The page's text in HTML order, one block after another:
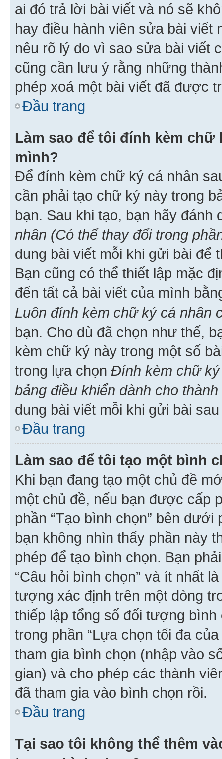
ai đó trả lời bài viết và nó sẽ
hay điều hành viên sửa bài viết
nêu rõ lý do vì sao sửa bài viết
cũng cần lưu ý rằng những
phép xoá một bài viết đã được
Đầu trang
Làm sao để tôi đính kèm chữ
mình?
Để đính kèm chữ ký cá nhân
cần phải tạo chữ ký này trong
bạn. Sau khi tạo, bạn hãy
nhân (Có thể thay đổi trong
dung bài viết mỗi khi gửi bài để
Bạn cũng có thể thiết lập mặc
đến tất cả bài viết của mình
Luôn đính kèm chữ ký cá nhân
bạn. Cho dù đã chọn như thế,
kèm chữ ký này trong một số
trong lựa chọn Đính kèm chữ
bảng điều khiển dành cho
dung bài viết mỗi khi gửi bài sau
Đầu trang
Làm sao để tôi tạo một bình
Khi bạn đang tạo một chủ đề
một chủ đề, nếu bạn được cấp
phần “Tạo bình chọn” bên
bạn không nhìn thấy phần này
phép để tạo bình chọn. Bạn
“Câu hỏi bình chọn” và ít nhất
tượng xác định trên một dòng
thiếp lập tổng số đối tượng
trong phần “Lựa chọn tối đa
tham gia bình chọn (nhập vào
gian) và cho phép các thành
đã tham gia vào bình chọn rồi.
Đầu trang
Tại sao tôi không thể thêm